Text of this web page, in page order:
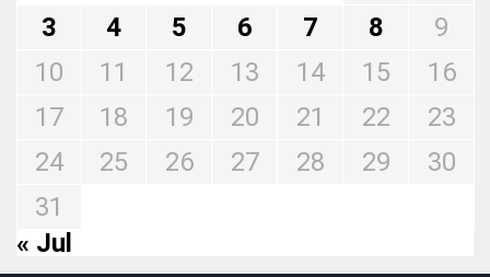
3
4 5 6 7 8
9
10
11 12 13 14 15
16
17
18 19 20 21 22
23
24
25 26 27 28 29
30
31
« Jul